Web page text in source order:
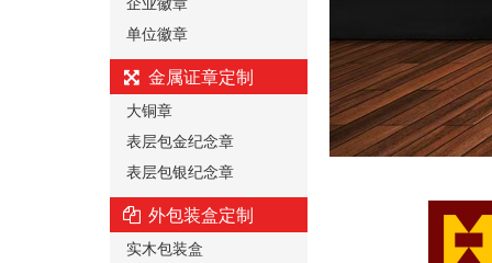
单位徽章
金属证章定制
大铜章
表层包金纪念章
表层包银纪念章
外包装盒定制
实木包装盒